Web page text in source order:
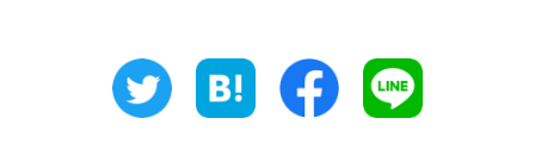
300円 富山県
300円 福井県